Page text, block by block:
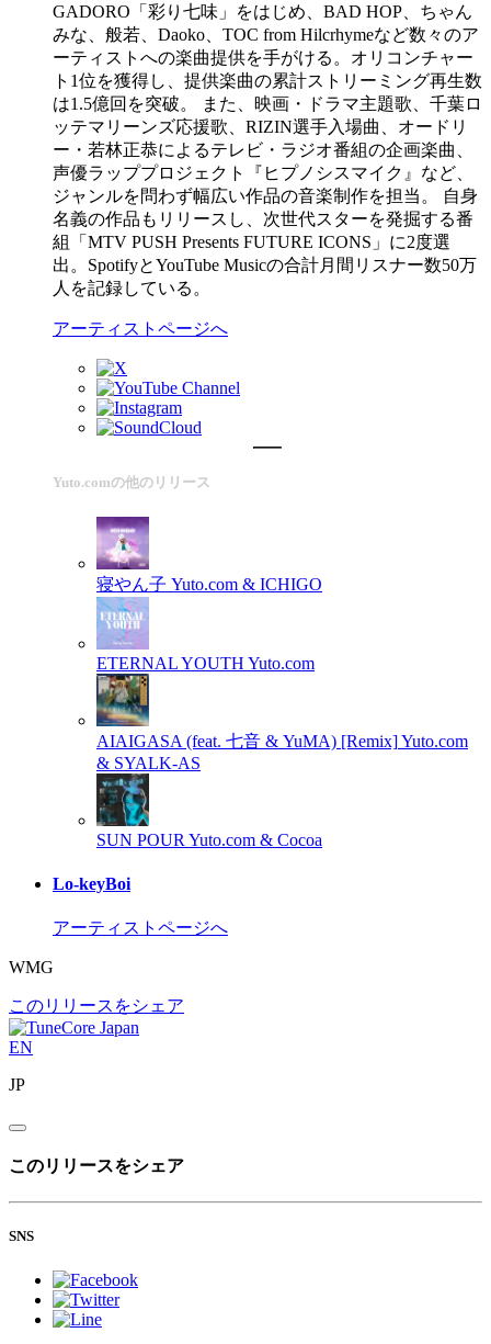
GADORO「彩り七味」をはじめ、BAD HOP、ちゃん
みな、般若、Daoko、TOC from Hilcrhymeなど数々のア
ーティストへの楽曲提供を手がける。オリコンチャー
ト1位を獲得し、提供楽曲の累計ストリーミング再生数
は1.5億回を突破。 また、映画・ドラマ主題歌、千葉ロ
ッテマリーンズ応援歌、RIZIN選手入場曲、オードリ
ー・若林正恭によるテレビ・ラジオ番組の企画楽曲、
声優ラッププロジェクト『ヒプノシスマイク』など、
ジャンルを問わず幅広い作品の音楽制作を担当。 自身
名義の作品もリリースし、次世代スターを発掘する番
組「MTV PUSH Presents FUTURE ICONS」に2度選
出。SpotifyとYouTube Musicの合計月間リスナー数50万
人を記録している。
アーティストページへ
Yuto.comの他のリリース
寝やん子 Yuto.com & ICHIGO
ETERNAL YOUTH Yuto.com
AIAIGASA (feat. 七音 & YuMA) [Remix]Yuto.com
& SYALK-AS
SUN POUR Yuto.com & Cocoa
Lo-keyBoi
アーティストページへ
WMG
このリリースをシェア
EN
JP
このリリースをシェア
SNS